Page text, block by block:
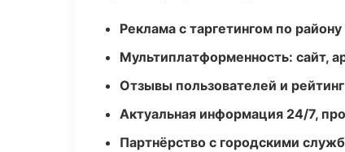
Реклама с таргетингом по району
Мультиплатформенность: сайт,
Отзывы пользователей и
Актуальная информация 24/7,
Партнёрство с городскими